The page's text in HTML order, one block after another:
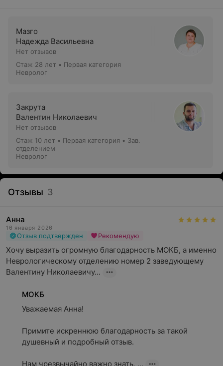
Мазго
Надежда Васильевна
Нет отзывов
Стаж 28 лет • Первая категория
Невролог
Закрута
Валентин Николаевич
Нет отзывов
Стаж 10 лет • Первая категория • Зав.
отделением
Невролог
Отзывы 3
Анна
16 января 2026
Отзыв подтвержден Рекомендую
Хочу выразить огромную благодарность МОКБ, а именно
Неврологическому отделению номер 2 заведующему
Валентину Николаевичу...
МОКБ
Уважаемая Анна!
Примите искреннюю благодарность за такой
душевный и подробный отзыв.
Нам чрезвычайно важно знать, ...